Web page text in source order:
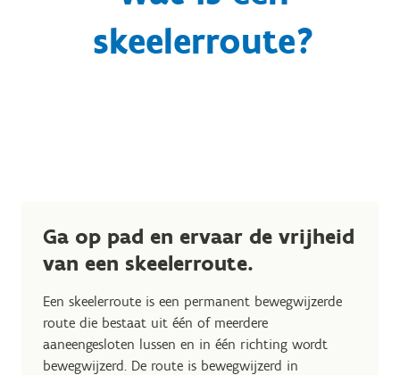
skeelerroute?
Ga op pad en ervaar de vrijheid
van een skeelerroute.
Een skeelerroute is een permanent bewegwijzerde
route die bestaat uit één of meerdere
aaneengesloten lussen en in één richting wordt
bewegwijzerd. De route is bewegwijzerd in